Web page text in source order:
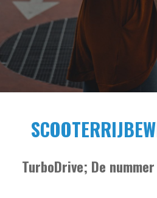
TurboDrive; De